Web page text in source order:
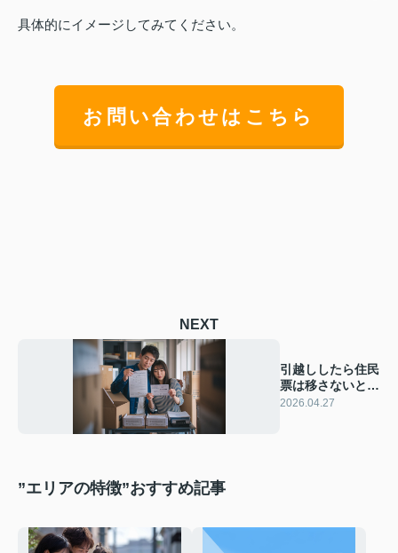
具体的にイメージしてみてください。
お問い合わせはこちら
NEXT
引越ししたら住民
票は移さないとい
けないの？義務と
2026.04.27
”エリアの特徴”おすすめ記事